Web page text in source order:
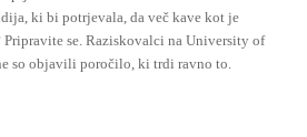
ki bi potrjevala, da več kave kot je
se. Raziskovalci na University of
so objavili poročilo, ki trdi ravno to.